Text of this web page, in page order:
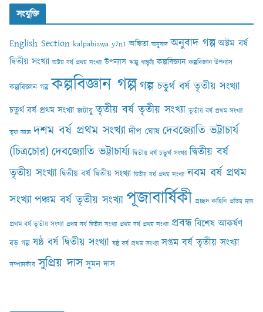
সংযুক্তি
English Section kalpabiswa y7n1 অঙ্কিতা অনুবাদ অনুবাদ গল্প অষ্টম বর্ষ
দ্বিতীয় সংখ্যা অষ্টম বর্ষ প্রথম সংখ্যা উপন্যাস ঋজু গাঙ্গুলী কল্পবিজ্ঞান কল্পবিজ্ঞান উপন্যাস
কল্পবিজ্ঞান গল্প কল্পবিজ্ঞান গল্পগল্প চতুর্থ বর্ষ তৃতীয় সংখ্যা
চতুর্থ বর্ষ প্রথম সংখ্যা জটায়ু তৃতীয় বর্ষ তৃতীয় সংখ্যা তৃতীয় বর্ষ প্রথম সংখ্যা
তৃষা আঢ‍্য দশম বর্ষ প্রথম সংখ্যা দীপ ঘোষ দেবজ্যোতি ভট্টাচার্য
(চিত্রচোর)দেবজ্যোতি ভট্টাচার্য্য দ্বিতীয় বর্ষ চতুর্থ সংখ্যা দ্বিতীয় বর্ষ
তৃতীয় সংখ্যা দ্বিতীয় বর্ষ দ্বিতীয় সংখ্যা দ্বিতীয় বর্ষ প্রথম সংখ্যা নবম বর্ষ প্রথম
সংখ্যাপঞ্চম বর্ষ তৃতীয় সংখ্যা পূজাবার্ষিকী প্রচ্ছদ কাহিনি প্রতিম দাস
প্রথম বর্ষ তৃতীয় সংখ্যা প্রথম বর্ষ দ্বিতীয় সংখ্যা প্রথম বর্ষ প্রথম সংখ্যা প্রবন্ধ বিশেষ আকর্ষণ
বড় গল্প ষষ্ঠ বর্ষ দ্বিতীয় সংখ্যা ষষ্ঠ বর্ষ প্রথম সংখ্যা সপ্তম বর্ষ তৃতীয় সংখ্যা
সম্পাদকীয় সুপ্রিয় দাস সুমন দাস